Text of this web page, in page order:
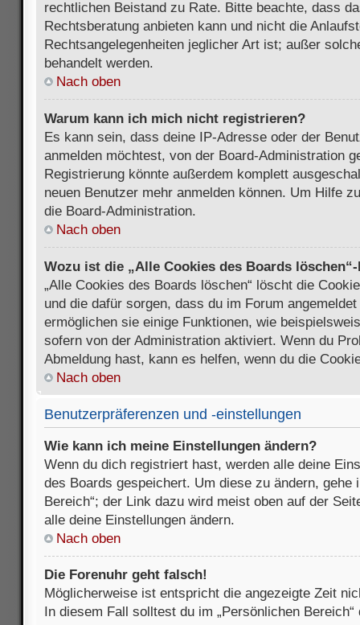
rechtlichen Beistand zu Rate. Bitte beachte, dass
Rechtsberatung anbieten kann und nicht die
Rechtsangelegenheiten jeglicher Art ist; außer
behandelt werden.
Nach oben
Warum kann ich mich nicht registrieren?
Es kann sein, dass deine IP-Adresse oder der
anmelden möchtest, von der Board-Administration
Registrierung könnte außerdem komplett
neuen Benutzer mehr anmelden können. Um Hilfe
die Board-Administration.
Nach oben
Wozu ist die „Alle Cookies des Boards
„Alle Cookies des Boards löschen“ löscht die
und die dafür sorgen, dass du im Forum
ermöglichen sie einige Funktionen, wie
sofern von der Administration aktiviert. Wenn du
Abmeldung hast, kann es helfen, wenn du die
Nach oben
Benutzerpräferenzen und -einstellungen
Wie kann ich meine Einstellungen ändern?
Wenn du dich registriert hast, werden alle deine
des Boards gespeichert. Um diese zu ändern, gehe
Bereich“; der Link dazu wird meist oben auf der
alle deine Einstellungen ändern.
Nach oben
Die Forenuhr geht falsch!
Möglicherweise ist entspricht die angezeigte Zeit
In diesem Fall solltest du im „Persönlichen